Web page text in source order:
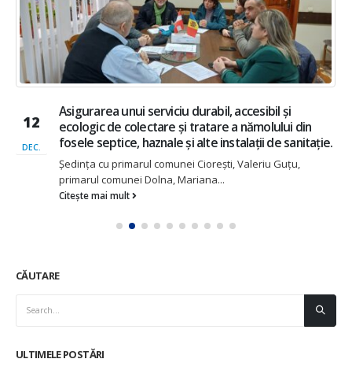
12
DEC.
Asigurarea unui serviciu durabil, accesibil și
ecologic de colectare și tratare a nămolului din
fosele septice, haznale și alte instalații de sanitație.
Ședința cu primarul comunei Ciorești, Valeriu Guțu,
primarul comunei Dolna, Mariana...
Citește mai mult
CĂUTARE
ULTIMELE POSTĂRI